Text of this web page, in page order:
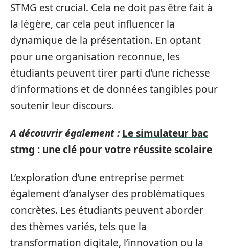
STMG est crucial. Cela ne doit pas être fait à
la légère, car cela peut influencer la
dynamique de la présentation. En optant
pour une organisation reconnue, les
étudiants peuvent tirer parti d’une richesse
d’informations et de données tangibles pour
soutenir leur discours.
A découvrir également : Le simulateur bac
stmg : une clé pour votre réussite scolaire
L’exploration d’une entreprise permet
également d’analyser des problématiques
concrètes. Les étudiants peuvent aborder
des thèmes variés, tels que la
transformation digitale, l’innovation ou la